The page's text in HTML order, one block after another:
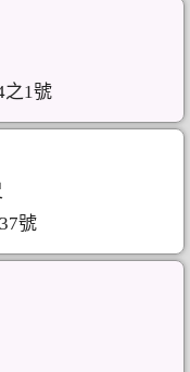
之1號
號